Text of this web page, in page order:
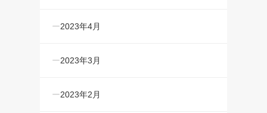
2023年4月
2023年3月
2023年2月